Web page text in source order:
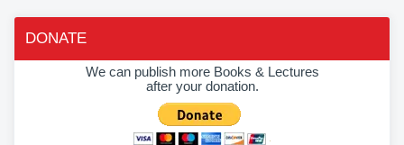
DONATE
We can publish more Books & Lectures
after your donation.